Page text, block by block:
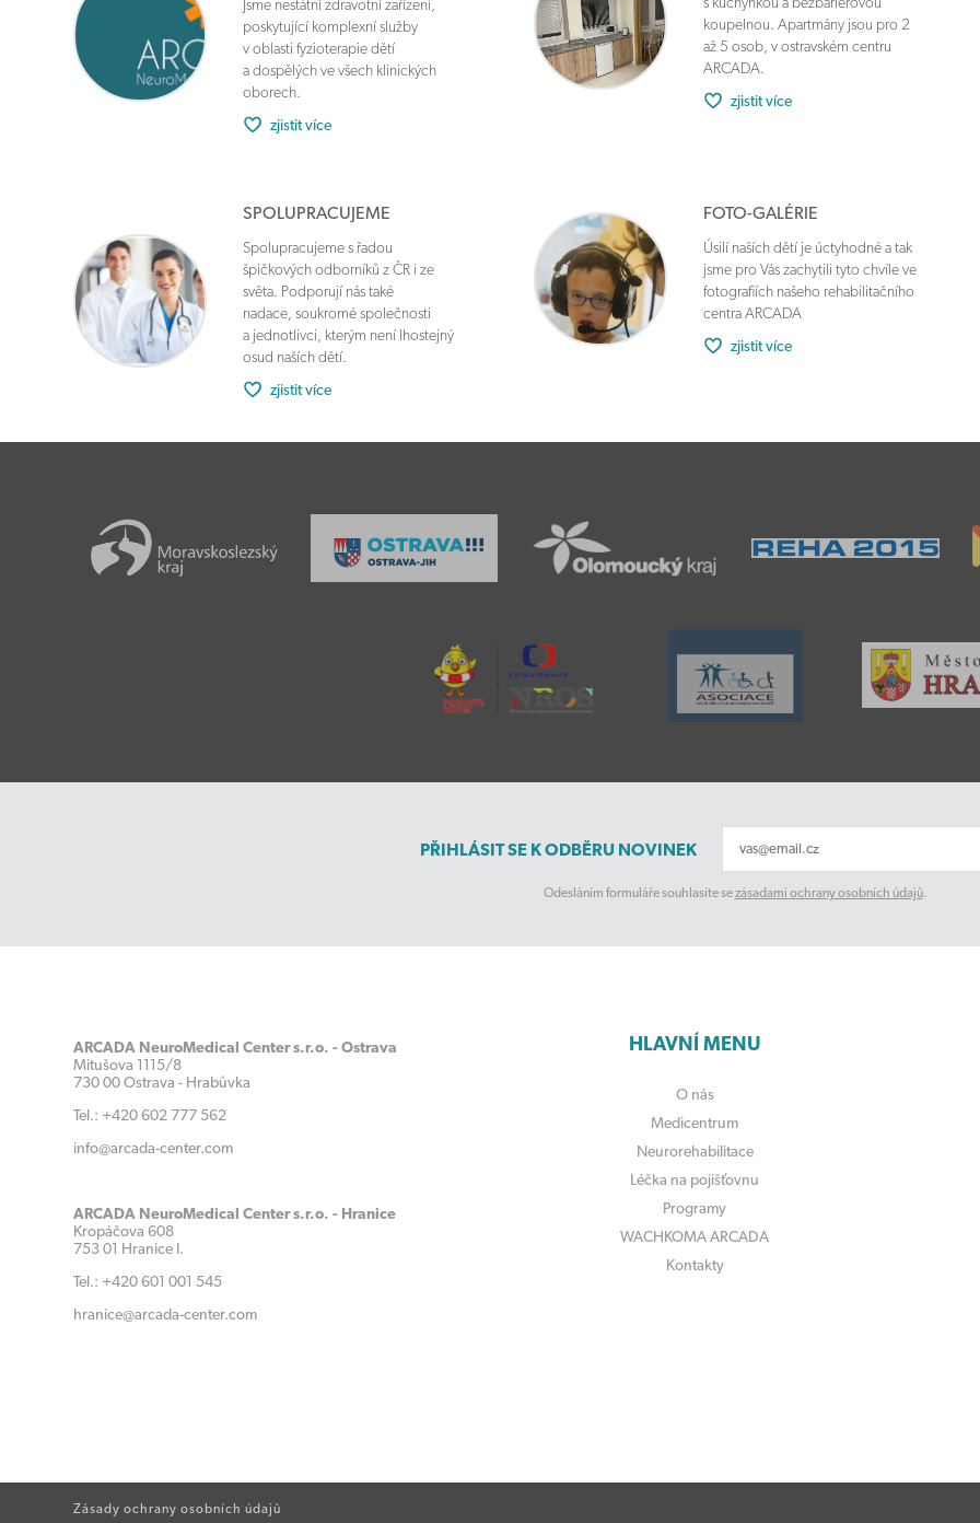
Jsme nestátní zdravotní zařízení,
poskytující komplexní služby
v oblasti fyzioterapie dětí
a dospělých ve všech klinických
oborech.
zjistit více
koupelnou. Apartmány jsou pro 2
až 5 osob, v ostravském centru
ARCADA.
zjistit více
SPOLUPRACUJEME
Spolupracujeme s řadou
špičkových odborníků z ČR i ze
světa. Podporují nás také
nadace, soukromé společnosti
a jednotlivci, kterým není lhostejný
osud naších dětí.
zjistit více
FOTO-GALÉRIE
Úsilí naších dětí je úctyhodné a tak
jsme pro Vás zachytili tyto chvíle ve
fotografiích našeho rehabilitačního
centra ARCADA
zjistit více
PŘIHLÁSIT SE K ODBĚRU NOVINEK
Odesláním formuláře souhlasíte sezásadami ochrany osobních údajů.
ARCADA NeuroMedical Center s.r.o. - Ostrava
Mitušova 1115/8
730 00 Ostrava - Hrabůvka
Tel.: +420 602 777 562
info@arcada-center.com
ARCADA NeuroMedical Center s.r.o. - Hranice
Kropáčova 608
753 01 Hranice I.
Tel.: +420 601 001 545
hranice@arcada-center.com
HLAVNÍ MENU
O nás
Medicentrum
Neurorehabilitace
Léčka na pojišťovnu
Programy
WACHKOMA ARCADA
Kontakty
Zásady ochrany osobních údajů